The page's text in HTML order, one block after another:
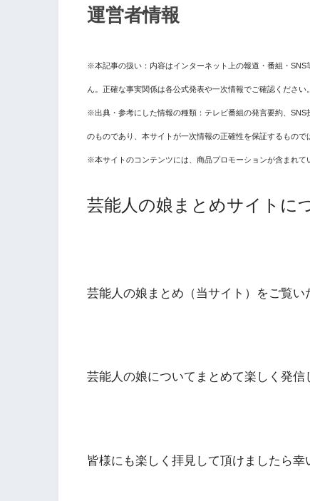
運営者情報
※本記事の扱い：内容はインターネット上の報道・番組・
ん。正確な事実関係は各公式発表や一次情報でご確認ください。
※出典・参考にした情報の種類：テレビ番組の発言要約、
のものであり、本サイトが一次情報の正確性を保証するもので
※本サイトのコンテンツには、商品プロモーションが含まれて
芸能人の娘まとめサイトに
芸能人の娘まとめ（当サイト）をご覧い
芸能人の娘についてまとめて楽しく発信
皆様にも楽しく拝見して頂けましたら幸